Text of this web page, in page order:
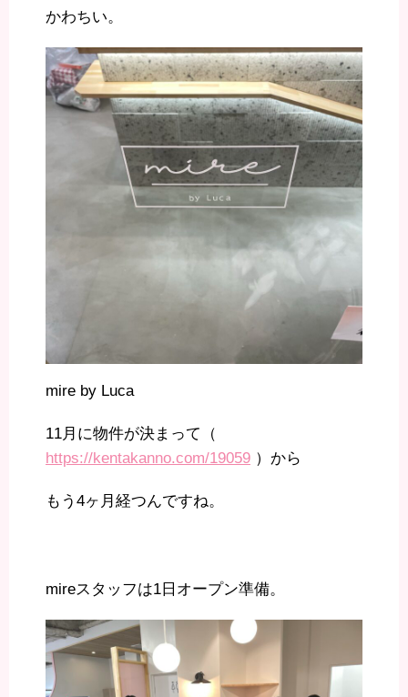
かわちい。
mire by Luca
11月に物件が決まって（
https://kentakanno.com/19059 ）から
もう4ヶ月経つんですね。
mireスタッフは1日オープン準備。